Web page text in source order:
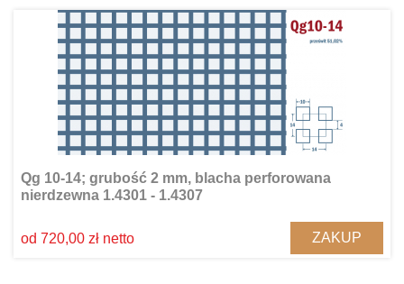
Qg 10-14; grubość 2 mm, blacha perforowana
nierdzewna 1.4301 - 1.4307
od 720,00 zł netto ZAKUP